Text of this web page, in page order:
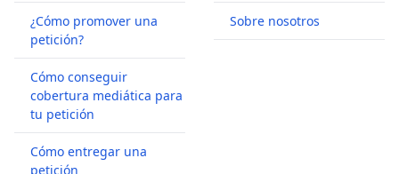
¿Cómo promover una
petición?
Cómo conseguir
cobertura mediática para
tu petición
Cómo entregar una
petición
Sobre nosotros